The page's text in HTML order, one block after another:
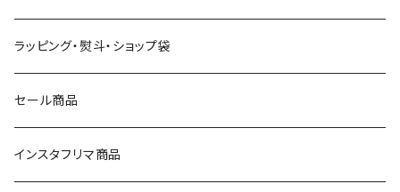
8000円～
9000円～
10000円～
ウイスキー
日本酒
その他
その他
おつまみ
グラス
食器
マグカップ
ラッピング・熨斗・ショップ袋
セール商品
インスタフリマ商品